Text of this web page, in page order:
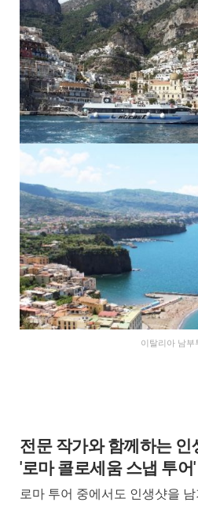
이탈리아 남부
전문 작가와 함께하는 인
'로마 콜로세움 스냅 투어'
로마 투어 중에서도 인생샷을